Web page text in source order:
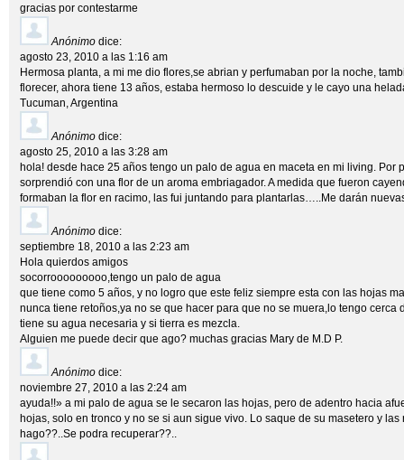
gracias por contestarme
Anónimo dice:
agosto 23, 2010 a las 1:16 am
Hermosa planta, a mi me dio flores,se abrian y perfumaban por la noche,
florecer, ahora tiene 13 años, estaba hermoso lo descuide y le cayo una
Tucuman, Argentina
Anónimo dice:
agosto 25, 2010 a las 3:28 am
hola! desde hace 25 años tengo un palo de agua en maceta en mi living. Por
sorprendió con una flor de un aroma embriagador. A medida que fueron
formaban la flor en racimo, las fui juntando para plantarlas…..Me darán
Anónimo dice:
septiembre 18, 2010 a las 2:23 am
Hola quierdos amigos
socorrooooooooo,tengo un palo de agua
que tiene como 5 años, y no logro que este feliz siempre esta con las hojas
nunca tiene retoños,ya no se que hacer para que no se muera,lo tengo cerca
tiene su agua necesaria y si tierra es mezcla.
Alguien me puede decir que ago? muchas gracias Mary de M.D P.
Anónimo dice:
noviembre 27, 2010 a las 2:24 am
ayuda!!» a mi palo de agua se le secaron las hojas, pero de adentro hacia
hojas, solo en tronco y no se si aun sigue vivo. Lo saque de su masetero y
hago??..Se podra recuperar??..